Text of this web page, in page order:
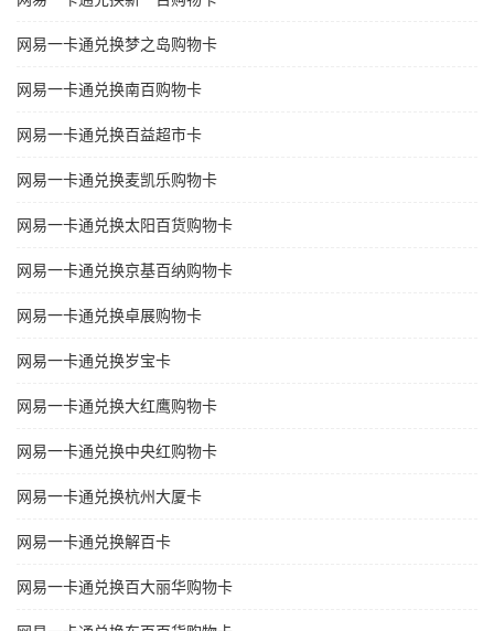
网易一卡通兑换梦之岛购物卡
网易一卡通兑换南百购物卡
网易一卡通兑换百益超市卡
网易一卡通兑换麦凯乐购物卡
网易一卡通兑换太阳百货购物卡
网易一卡通兑换京基百纳购物卡
网易一卡通兑换卓展购物卡
网易一卡通兑换岁宝卡
网易一卡通兑换大红鹰购物卡
网易一卡通兑换中央红购物卡
网易一卡通兑换杭州大厦卡
网易一卡通兑换解百卡
网易一卡通兑换百大丽华购物卡